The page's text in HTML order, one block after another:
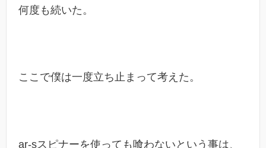
何度も続いた。
ここで僕は一度立ち止まって考えた。
ar-sスピナーを使っても喰わないという事は、